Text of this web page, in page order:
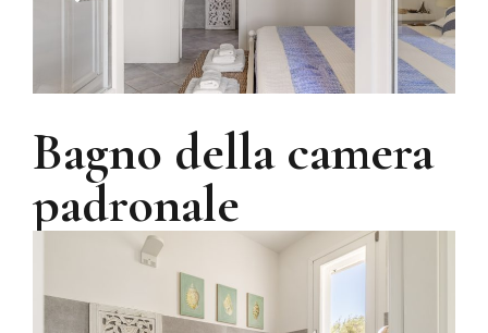
Bagno della camera
padronale